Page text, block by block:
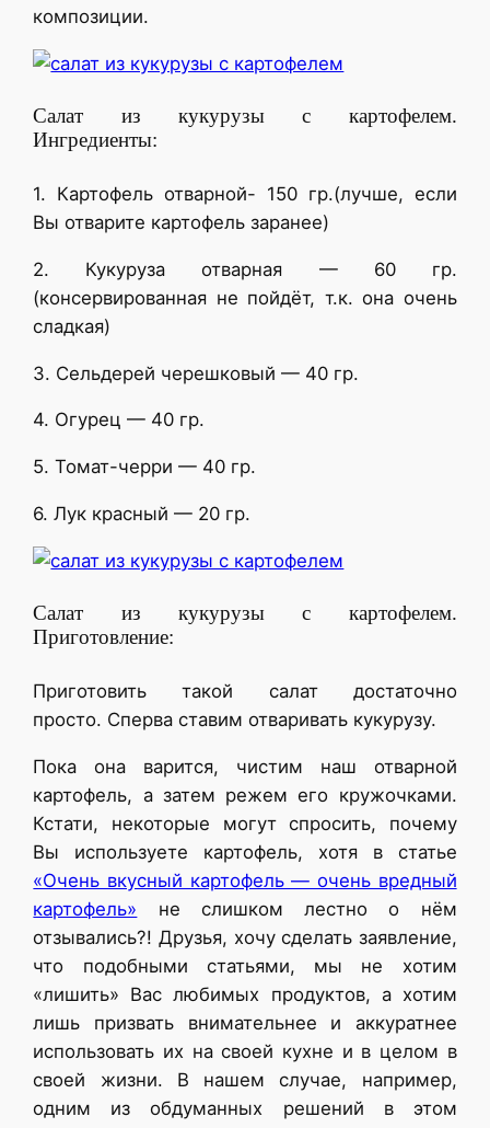
композиции.
Салат из кукурузы с картофелем.
Ингредиенты:
1. Картофель отварной- 150 гр.(лучше, если
Вы отварите картофель заранее)
2. Кукуруза отварная — 60 гр.
(консервированная не пойдёт, т.к. она очень
сладкая)
3. Сельдерей черешковый — 40 гр.
4. Огурец — 40 гр.
5. Томат-черри — 40 гр.
6. Лук красный — 20 гр.
Салат из кукурузы с картофелем.
Приготовление:
Приготовить такой салат достаточно
просто. Сперва ставим отваривать кукурузу.
Пока она варится, чистим наш отварной
картофель, а затем режем его кружочками.
Кстати, некоторые могут спросить, почему
Вы используете картофель, хотя в статье
«Очень вкусный картофель — очень вредный
картофель» не слишком лестно о нём
отзывались?! Друзья, хочу сделать заявление,
что подобными статьями, мы не хотим
«лишить» Вас любимых продуктов, а хотим
лишь призвать внимательнее и аккуратнее
использовать их на своей кухне и в целом в
своей жизни. В нашем случае, например,
одним из обдуманных решений в этом